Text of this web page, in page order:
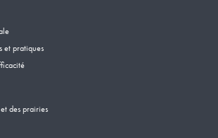
et pratiques
des prairies